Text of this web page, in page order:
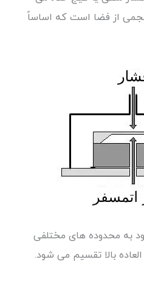
حجمی از فضا است که اساساً
به محدوده های مختلفی
بالا تقسیم می شود.